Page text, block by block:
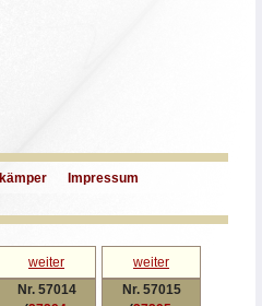
Impressum
weiter
weiter
Nr. 57014
Nr. 57015